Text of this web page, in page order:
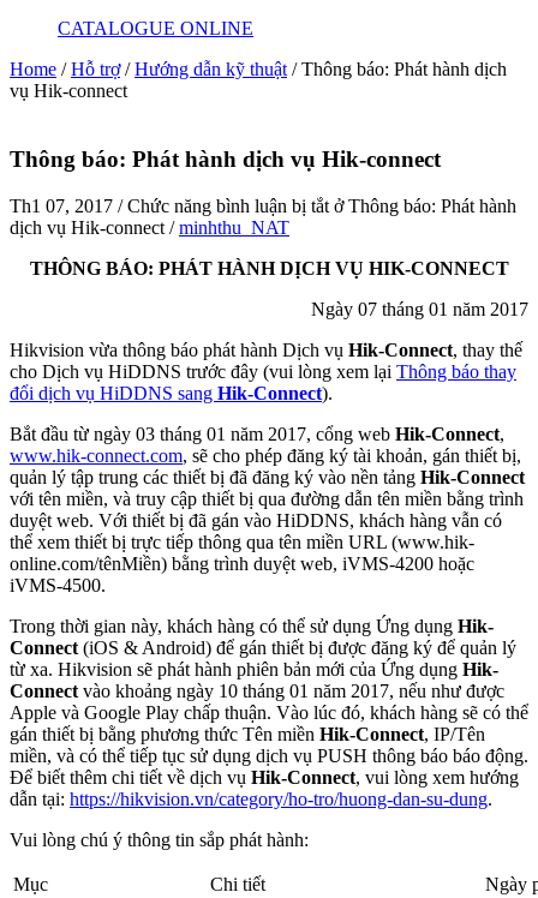
CATALOGUE ONLINE
Home / Hỗ trợ / Hướng dẫn kỹ thuật / Thông báo: Phát hành dịch
vụ Hik-connect
Thông báo: Phát hành dịch vụ Hik-connect
Th1 07, 2017 /Chức năng bình luận bị tắt ở Thông báo: Phát hành
dịch vụ Hik-connect /minhthu_NAT
THÔNG BÁO: PHÁT HÀNH DỊCH VỤ HIK-CONNECT
Ngày 07 tháng 01 năm 2017
Hikvision vừa thông báo phát hành Dịch vụ Hik-Connect, thay thế
cho Dịch vụ HiDDNS trước đây (vui lòng xem lại Thông báo thay
đổi dịch vụ HiDDNS sang Hik-Connect).
Bắt đầu từ ngày 03 tháng 01 năm 2017, cổng web Hik-Connect,
www.hik-connect.com, sẽ cho phép đăng ký tài khoản, gán thiết bị,
quản lý tập trung các thiết bị đã đăng ký vào nền tảng Hik-Connect
với tên miền, và truy cập thiết bị qua đường dẫn tên miền bằng trình
duyệt web. Với thiết bị đã gán vào HiDDNS, khách hàng vẫn có
thể xem thiết bị trực tiếp thông qua tên miền URL (www.hik-
online.com/tênMiền) bằng trình duyệt web, iVMS-4200 hoặc
iVMS-4500.
Trong thời gian này, khách hàng có thể sử dụng Ứng dụng Hik-
Connect (iOS & Android) để gán thiết bị được đăng ký để quản lý
từ xa. Hikvision sẽ phát hành phiên bản mới của Ứng dụng Hik-
Connect vào khoảng ngày 10 tháng 01 năm 2017, nếu như được
Apple và Google Play chấp thuận. Vào lúc đó, khách hàng sẽ có thể
gán thiết bị bằng phương thức Tên miền Hik-Connect, IP/Tên
miền, và có thể tiếp tục sử dụng dịch vụ PUSH thông báo báo động.
Để biết thêm chi tiết về dịch vụ Hik-Connect, vui lòng xem hướng
dẫn tại: https://hikvision.vn/category/ho-tro/huong-dan-su-dung.
Vui lòng chú ý thông tin sắp phát hành:
Mục Chi tiết Ngày